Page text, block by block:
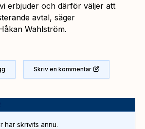
erbjuder och därför väljer att
avtal, säger
Wahlström.
Skriv en kommentar
har skrivits ännu.